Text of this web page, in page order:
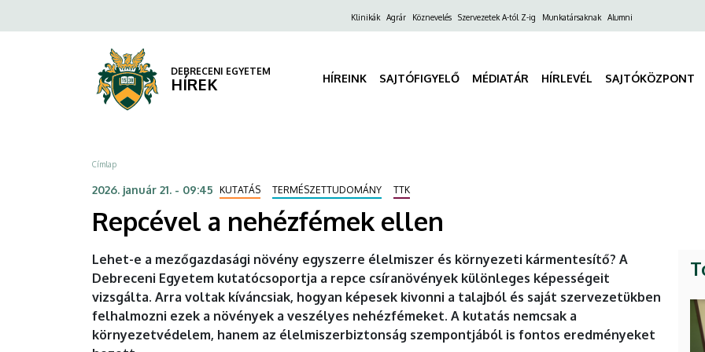
nehézfémek
DEBRECENI
EGYETEM
a
FelsőKlinikák Agrár Köznevelés Szervezetek A-tól Z-ig Munkatársaknak Alumni
DEBRECENI EGYETEM
HÍREK HÍREINK SAJTÓFIGYELŐ MÉDIATÁR HÍRLEVÉL SAJTÓKÖZPONT
Morzsa
Címlap
2026. január 21. - 09:45 KUTATÁS TERMÉSZETTUDOMÁNY TTK
Repcével a nehézfémek ellen
Lehet-e a mezőgazdasági növény egyszerre élelmiszer és környezeti kármentesítő? A
Debreceni Egyetem kutatócsoportja a repce csíranövények különleges képességeit
vizsgálta. Arra voltak kíváncsiak, hogyan képesek kivonni a talajból és saját szervezetükben
felhalmozni ezek a növények a veszélyes nehézfémeket. A kutatás nemcsak a
környezetvédelem, hanem az élelmiszerbiztonság szempontjából is fontos eredményeket